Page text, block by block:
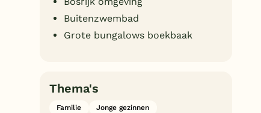
Buitenzwembad
Grote bungalows boekbaak
Thema's
Familie
Jonge gezinnen